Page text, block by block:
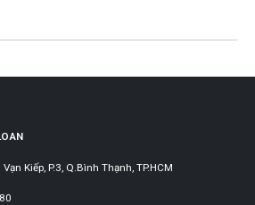
Kiếp, P.3, Q.Bình Thạnh, TP.HCM